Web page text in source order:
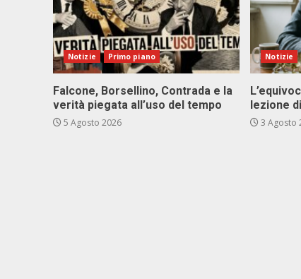
Notizie Primo piano
Falcone, Borsellino, Contrada e la
verità piegata all’uso del tempo
5 Agosto 2026
Notizie
lezione
3 Agosto